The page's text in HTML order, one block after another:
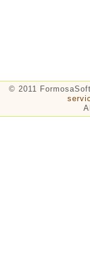
© 2011